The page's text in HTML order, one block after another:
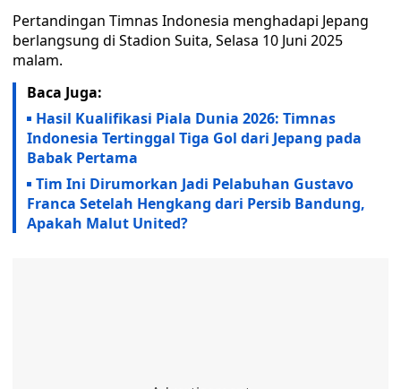
Pertandingan Timnas Indonesia menghadapi Jepang
berlangsung di Stadion Suita, Selasa 10 Juni 2025
malam.
Baca Juga:
Hasil Kualifikasi Piala Dunia 2026: Timnas
Indonesia Tertinggal Tiga Gol dari Jepang pada
Babak Pertama
Tim Ini Dirumorkan Jadi Pelabuhan Gustavo
Franca Setelah Hengkang dari Persib Bandung,
Apakah Malut United?